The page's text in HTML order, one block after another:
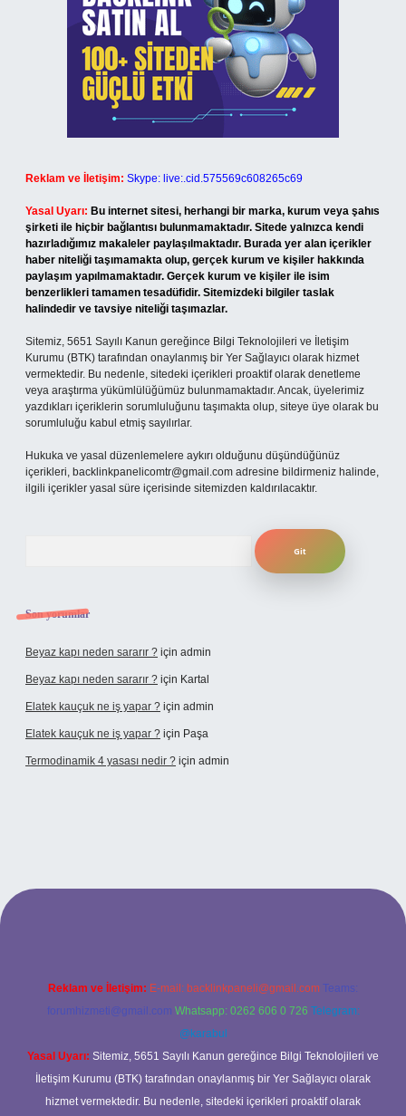
Reklam ve İletişim: Skype: live:.cid.575569c608265c69
Yasal Uyarı: Bu internet sitesi, herhangi bir marka, kurum veya şahıs
şirketi ile hiçbir bağlantısı bulunmamaktadır. Sitede yalnızca kendi
hazırladığımız makaleler paylaşılmaktadır. Burada yer alan içerikler
haber niteliği taşımamakta olup, gerçek kurum ve kişiler hakkında
paylaşım yapılmamaktadır. Gerçek kurum ve kişiler ile isim
benzerlikleri tamamen tesadüfidir. Sitemizdeki bilgiler taslak
halindedir ve tavsiye niteliği taşımazlar.
Sitemiz, 5651 Sayılı Kanun gereğince Bilgi Teknolojileri ve İletişim
Kurumu (BTK) tarafından onaylanmış bir Yer Sağlayıcı olarak hizmet
vermektedir. Bu nedenle, sitedeki içerikleri proaktif olarak denetleme
veya araştırma yükümlülüğümüz bulunmamaktadır. Ancak, üyelerimiz
yazdıkları içeriklerin sorumluluğunu taşımakta olup, siteye üye olarak bu
sorumluluğu kabul etmiş sayılırlar.
Hukuka ve yasal düzenlemelere aykırı olduğunu düşündüğünüz
içerikleri, backlinkpanelicomtr@gmail.com adresine bildirmeniz halinde,
ilgili içerikler yasal süre içerisinde sitemizden kaldırılacaktır.
Son yorumlar
Beyaz kapı neden sararır ? için admin
Beyaz kapı neden sararır ? için Kartal
Elatek kauçuk ne iş yapar ? için admin
Elatek kauçuk ne iş yapar ? için Paşa
Termodinamik 4 yasası nedir ? için admin
mi
Reklam ve İletişim: E-mail: backlinkpaneli@gmail.com Teams:
forumhizmeti@gmail.com Whatsapp: 0262 606 0 726 Telegram:
@karabul
Yasal Uyarı: Sitemiz, 5651 Sayılı Kanun gereğince Bilgi Teknolojileri ve
İletişim Kurumu (BTK) tarafından onaylanmış bir Yer Sağlayıcı olarak
hizmet vermektedir. Bu nedenle, sitedeki içerikleri proaktif olarak